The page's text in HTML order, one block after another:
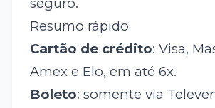
seguro.
Resumo rápido
Cartão de crédito: Visa,
Amex e Elo, em até 6x.
Boleto: somente via